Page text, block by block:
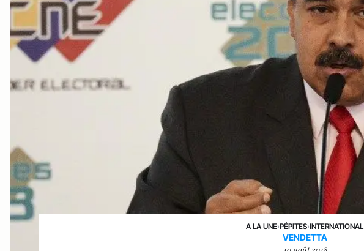
A LA UNE›PÉPITES›INTERNATIONAL
VENDETTA